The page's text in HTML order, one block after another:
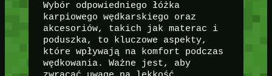
Wybór odpowiedniego łóżka
karpiowego wędkarskiego oraz
akcesoriów, takich jak materac i
poduszka, to kluczowe aspekty,
które wpływają na komfort podczas
wędkowania. Ważne jest, aby